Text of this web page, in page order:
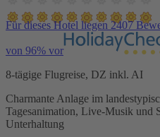
Für dieses Hotel liegen 2407
von 96% vor
8-tägige Flugreise, DZ inkl. AI
Charmante Anlage im
Tagesanimation, Live-Musik und
Unterhaltung